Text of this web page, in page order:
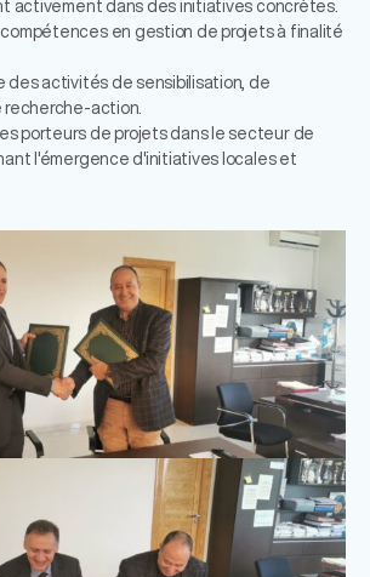
activement dans des initiatives concrètes.
compétences en gestion de projets à finalité
des activités de sensibilisation, de
action.
porteurs de projets dans le secteur de
l'émergence d'initiatives locales et